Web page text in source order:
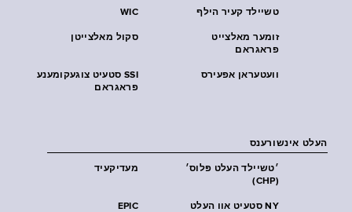
WIC טשיילד קעיר הילף
סקול מאלצייטן
זומער מאלצייט
פראגראם
SSI סטעיט צוגעקומענע
פראגראם
וועטעראן אפעירס
העלט אינשורענס
מעדיקעיד
׳טשיילד העלט פּלוס׳
(CHP)
EPIC NY סטעיט אוו העלט